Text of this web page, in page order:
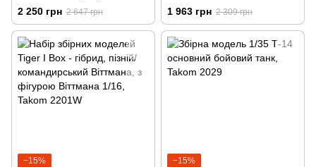
баштою Henschel із складу
Pz.Abt.505, з циммеритом та
повним інтер'єром, Takom
2047S
2 250 грн 2 647 грн
випусків з повним інтер'єром,
Takom/Snowman SP-8001
1 963 грн 2 309 грн
−15% −15%